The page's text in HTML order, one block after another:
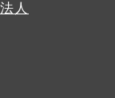
人